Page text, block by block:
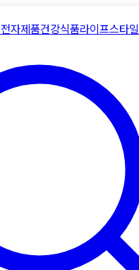
전자제품건강식품라이프스타일